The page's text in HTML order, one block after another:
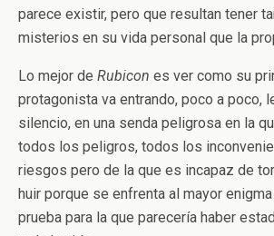
parece existir, pero que resultan tener
misterios en su vida personal que la
Lo mejor de Rubicon es ver como su
protagonista va entrando, poco a poco,
silencio, en una senda peligrosa en la
todos los peligros, todos los
riesgos pero de la que es incapaz de
huir porque se enfrenta al mayor
prueba para la que parecería haber